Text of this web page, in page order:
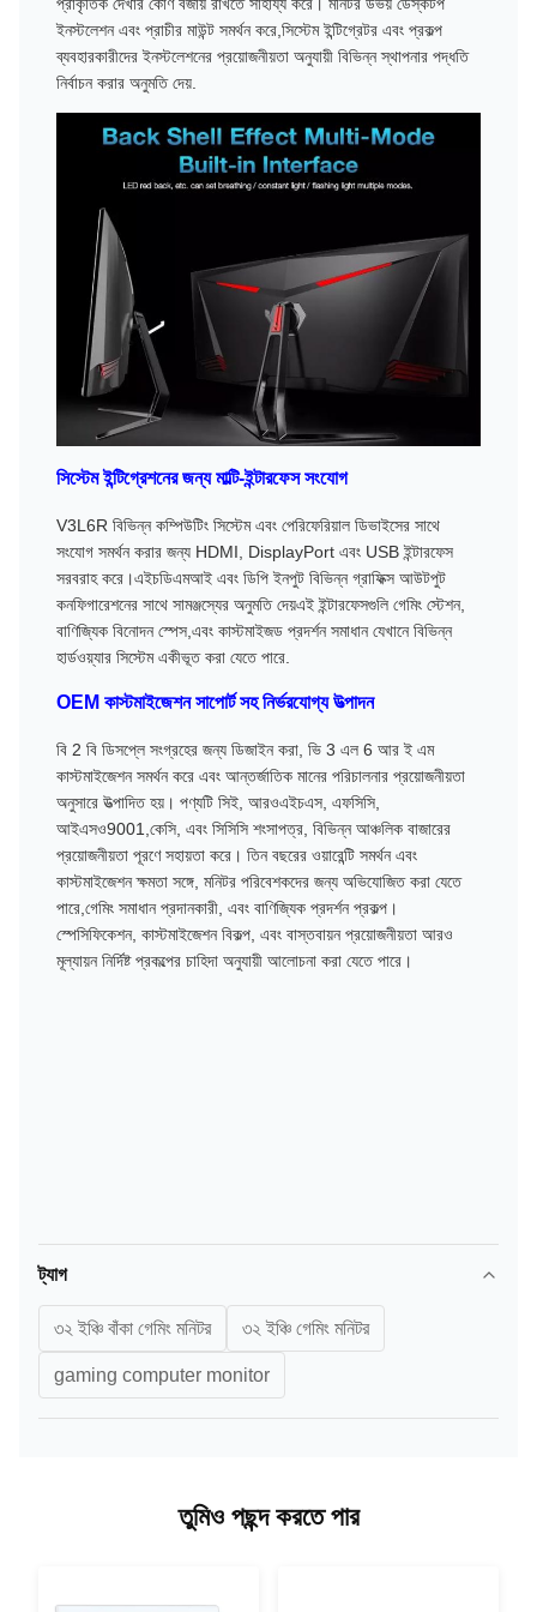
ইনস্টলেশন এবং প্রাচীর মাউন্ট সমর্থন করে,সিস্টেম ইন্টিগ্রেটর এবং প্রকল্প
ব্যবহারকারীদের ইনস্টলেশনের প্রয়োজনীয়তা অনুযায়ী বিভিন্ন স্থাপনার পদ্ধতি
নির্বাচন করার অনুমতি দেয়.
সিস্টেম ইন্টিগ্রেশনের জন্য মাল্টি-ইন্টারফেস সংযোগ
V3L6R বিভিন্ন কম্পিউটিং সিস্টেম এবং পেরিফেরিয়াল ডিভাইসের সাথে
সংযোগ সমর্থন করার জন্য HDMI, DisplayPort এবং USB ইন্টারফেস
সরবরাহ করে।এইচডিএমআই এবং ডিপি ইনপুট বিভিন্ন গ্রাফিক্স আউটপুট
কনফিগারেশনের সাথে সামঞ্জস্যের অনুমতি দেয়এই ইন্টারফেসগুলি গেমিং স্টেশন,
বাণিজ্যিক বিনোদন স্পেস,এবং কাস্টমাইজড প্রদর্শন সমাধান যেখানে বিভিন্ন
হার্ডওয়্যার সিস্টেম একীভূত করা যেতে পারে.
OEM কাস্টমাইজেশন সাপোর্ট সহ নির্ভরযোগ্য উত্পাদন
বি 2 বি ডিসপ্লে সংগ্রহের জন্য ডিজাইন করা, ভি 3 এল 6 আর ই এম
কাস্টমাইজেশন সমর্থন করে এবং আন্তর্জাতিক মানের পরিচালনার প্রয়োজনীয়তা
অনুসারে উত্পাদিত হয়। পণ্যটি সিই, আরওএইচএস, এফসিসি,
আইএসও9001,কেসি, এবং সিসিসি শংসাপত্র, বিভিন্ন আঞ্চলিক বাজারের
প্রয়োজনীয়তা পূরণে সহায়তা করে। তিন বছরের ওয়ারেন্টি সমর্থন এবং
কাস্টমাইজেশন ক্ষমতা সঙ্গে, মনিটর পরিবেশকদের জন্য অভিযোজিত করা যেতে
পারে,গেমিং সমাধান প্রদানকারী, এবং বাণিজ্যিক প্রদর্শন প্রকল্প।
স্পেসিফিকেশন, কাস্টমাইজেশন বিকল্প, এবং বাস্তবায়ন প্রয়োজনীয়তা আরও
মূল্যায়ন নির্দিষ্ট প্রকল্পের চাহিদা অনুযায়ী আলোচনা করা যেতে পারে।
ট্যাগ
৩২ ইঞ্চি বাঁকা গেমিং মনিটর ৩২ ইঞ্চি গেমিং মনিটর
gaming computer monitor
তুমিও পছন্দ করতে পার